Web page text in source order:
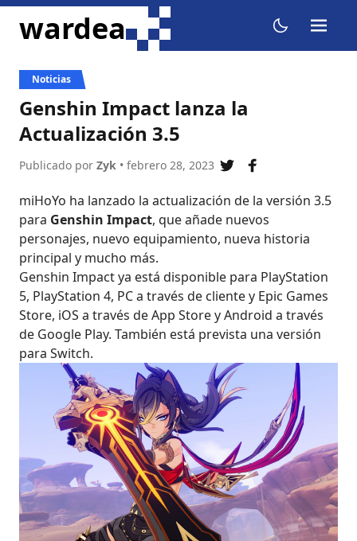
ir al contenido
wardea dark mode
menu
Noticias
Genshin Impact lanza la
Actualización 3.5
Publicado por Zyk • febrero 28, 2023
compartir en
compartir en
miHoYo ha lanzado la actualización de la versión 3.5
para Genshin Impact, que añade nuevos
personajes, nuevo equipamiento, nueva historia
principal y mucho más.
Genshin Impact ya está disponible para PlayStation
5, PlayStation 4, PC a través de cliente y Epic Games
Store, iOS a través de App Store y Android a través
de Google Play. También está prevista una versión
para Switch.